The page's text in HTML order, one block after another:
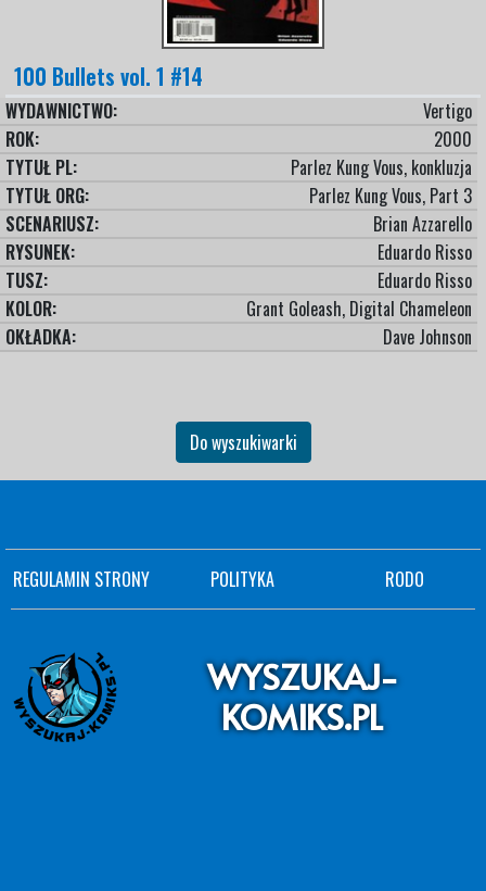
100 Bullets vol. 1 #14
WYDAWNICTWO:
Vertigo
ROK:
2000
TYTUŁ PL:
Parlez Kung Vous, konkluzja
TYTUŁ ORG:
Parlez Kung Vous, Part 3
SCENARIUSZ:
Brian Azzarello
RYSUNEK:
Eduardo Risso
TUSZ:
Eduardo Risso
KOLOR:
Grant Goleash, Digital Chameleon
OKŁADKA:
Dave Johnson
Do wyszukiwarki
REGULAMIN STRONY POLITYKA RODO
WYSZUKAJ-
KOMIKS.PL